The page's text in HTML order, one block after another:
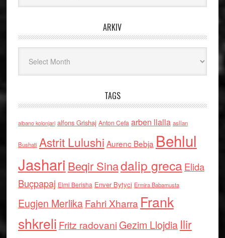
ARKIV
TAGS
albano kolonjari alfons Grishaj Anton Cefa arben llalla asllan
Bushati Astrit Lulushi Aurenc Bebja Behlul
Jashari Beqir Sinadalip grecaElida
Buçpapaj Elmi Berisha Enver Bytyci Ermira Babamusta
Eugjen MerlikaFahri Xharra Frank
shkreli Fritz radovaniGezim Llojdia Ilir